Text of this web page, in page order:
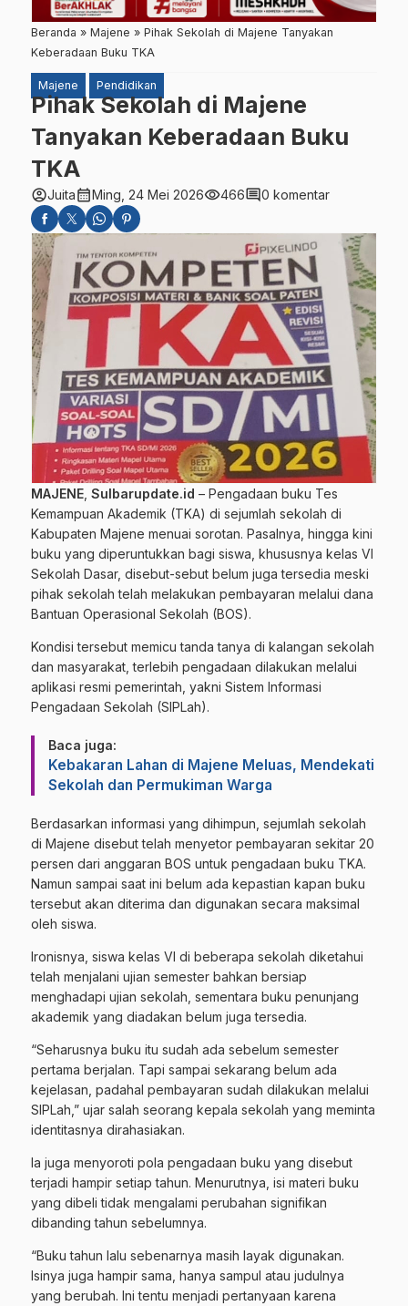
Beranda » Majene » Pihak Sekolah di Majene Tanyakan
Keberadaan Buku TKA
Majene Pendidikan
Pihak Sekolah di Majene
Tanyakan Keberadaan Buku
TKA
account_circleJuitacalendar_monthMing, 24 Mei 2026visibility466comment0 komentar
MAJENE Sulbarupdate.id – Pengadaan buku Tes
Kemampuan Akademik (TKA) di sejumlah sekolah di
Kabupaten Majene menuai sorotan. Pasalnya, hingga kini
buku yang diperuntukkan bagi siswa, khususnya kelas VI
Sekolah Dasar, disebut-sebut belum juga tersedia meski
pihak sekolah telah melakukan pembayaran melalui dana
Bantuan Operasional Sekolah (BOS).
Kondisi tersebut memicu tanda tanya di kalangan sekolah
dan masyarakat, terlebih pengadaan dilakukan melalui
aplikasi resmi pemerintah, yakni Sistem Informasi
Pengadaan Sekolah (SIPLah).
Baca juga:
Kebakaran Lahan di Majene Meluas, Mendekati
Sekolah dan Permukiman Warga
Berdasarkan informasi yang dihimpun, sejumlah sekolah
di Majene disebut telah menyetor pembayaran sekitar 20
persen dari anggaran BOS untuk pengadaan buku TKA.
Namun sampai saat ini belum ada kepastian kapan buku
tersebut akan diterima dan digunakan secara maksimal
oleh siswa.
Ironisnya, siswa kelas VI di beberapa sekolah diketahui
telah menjalani ujian semester bahkan bersiap
menghadapi ujian sekolah, sementara buku penunjang
akademik yang diadakan belum juga tersedia.
“Seharusnya buku itu sudah ada sebelum semester
pertama berjalan. Tapi sampai sekarang belum ada
kejelasan, padahal pembayaran sudah dilakukan melalui
SIPLah,” ujar salah seorang kepala sekolah yang meminta
identitasnya dirahasiakan.
Ia juga menyoroti pola pengadaan buku yang disebut
terjadi hampir setiap tahun. Menurutnya, isi materi buku
yang dibeli tidak mengalami perubahan signifikan
dibanding tahun sebelumnya.
“Buku tahun lalu sebenarnya masih layak digunakan.
Isinya juga hampir sama, hanya sampul atau judulnya
yang berubah. Ini tentu menjadi pertanyaan karena